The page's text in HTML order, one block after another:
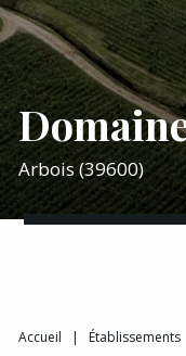
Arbois (39600)
Accueil | Établissements